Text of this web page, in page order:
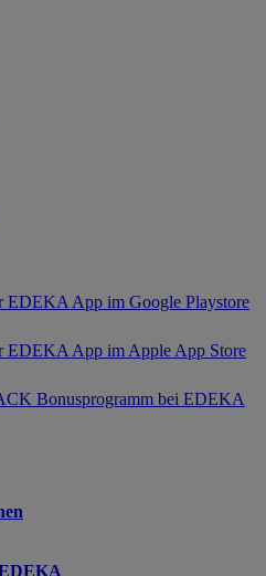
EDEKA App im Google Playstore
EDEKA App im Apple App Store
Bonusprogramm bei EDEKA